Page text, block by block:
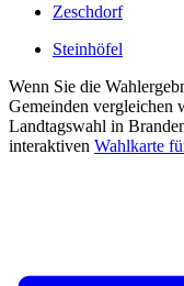
Zeschdorf
Steinhöfel
Wenn Sie die
Gemeinden vergleichen
Landtagswahl in
interaktiven Wahlkarte